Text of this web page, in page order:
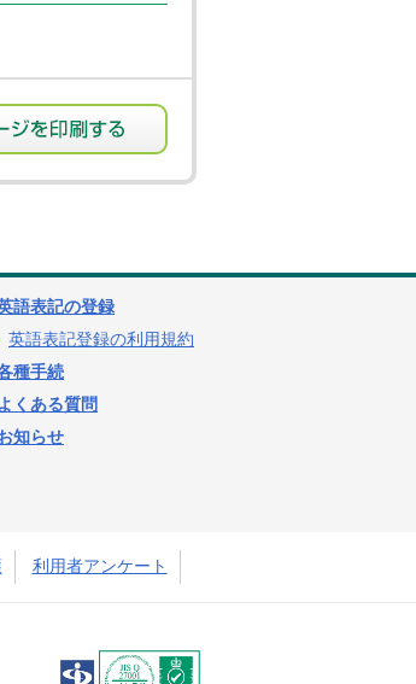
語表記の登録
英語表記登録の利用規約
種手続
よくある質問
知らせ
利用者アンケート